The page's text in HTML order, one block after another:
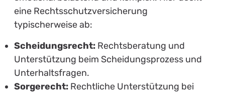
alle für Sie relevanten Risiken abdeckt. Eine
umfassende Übersicht über die
Versicherungsbedingungen und Ausschlüsse
ist unerlässlich.
5.3. Bewertungen und
Empfehlungen